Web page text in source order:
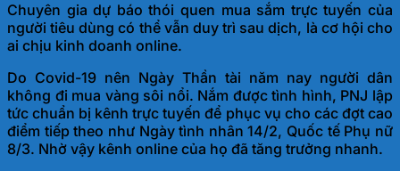
Chuyên gia dự báo thói quen mua sắm trực tuyến của
người tiêu dùng có thể vẫn duy trì sau dịch, là cơ hội cho
ai chịu kinh doanh online.
Do Covid-19 nên Ngày Thần tài năm nay người dân
không đi mua vàng sôi nổi. Nắm được tình hình, PNJ lập
tức chuẩn bị kênh trực tuyến để phục vụ cho các đợt cao
điểm tiếp theo như Ngày tình nhân 14/2, Quốc tế Phụ nữ
8/3. Nhờ vậy kênh online của họ đã tăng trưởng nhanh.